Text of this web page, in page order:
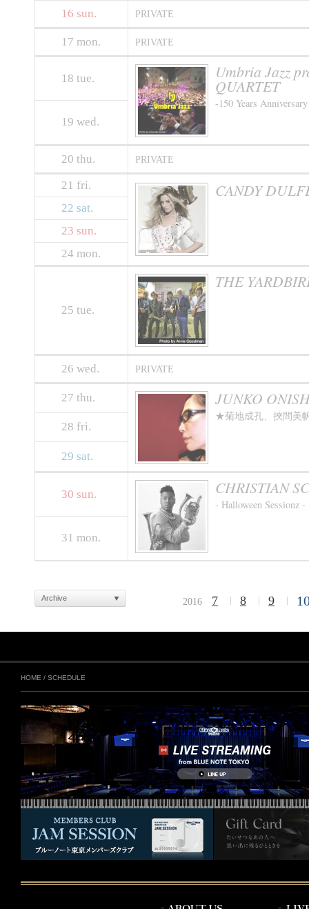
16 sun. PRIVATE
17 mon. PRIVATE
18 tue. Umbria Jazz
QUARTET
-150 Years
19 wed.
20 thu. PRIVATE
21 fri. CANDY
22 sat.
23 sun.
24 mon.
25 tue.
THE
26 wed. PRIVATE
27 thu. JUNKO
★菊地成孔、挾間美
28 fri.
29 sat.
30 sun. CHRISTIAN
- Halloween Sessionz -
31 mon.
2016 7 8 9
Archive
HOME / SCHEDULE